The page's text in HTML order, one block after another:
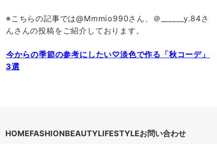
※こちらの記事では@Mmmio990さん、＠______y.84さ
んさんの投稿をご紹介しております。
⁡今からの季節の参考にしたい♡淡色で作る「秋コーデ」
3選
HOMEFASHIONBEAUTYLIFESTYLEお問い合わせ